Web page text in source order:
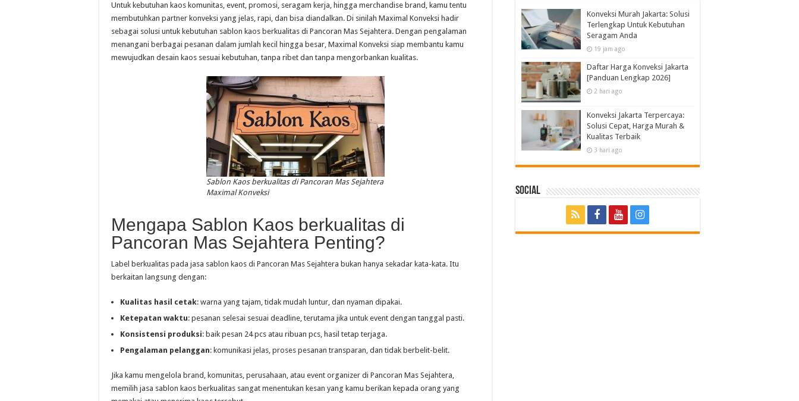
Untuk kebutuhan kaos komunitas, event, promosi, seragam kerja, hingga merchandise brand, kamu tentu
membutuhkan partner konveksi yang jelas, rapi, dan bisa diandalkan. Di sinilah Maximal Konveksi hadir
sebagai solusi untuk kebutuhan sablon kaos berkualitas di Pancoran Mas Sejahtera. Dengan pengalaman
menangani berbagai pesanan dalam jumlah kecil hingga besar, Maximal Konveksi siap membantu kamu
mewujudkan desain kaos sesuai kebutuhan, tanpa ribet dan tanpa mengorbankan kualitas.
Sablon Kaos berkualitas di Pancoran Mas Sejahtera
Maximal Konveksi
Mengapa Sablon Kaos berkualitas di
Pancoran Mas Sejahtera Penting?
Label berkualitas pada jasa sablon kaos di Pancoran Mas Sejahtera bukan hanya sekadar kata-kata. Itu
berkaitan langsung dengan:
Kualitas hasil cetak: warna yang tajam, tidak mudah luntur, dan nyaman dipakai.
Ketepatan waktu: pesanan selesai sesuai deadline, terutama jika untuk event dengan tanggal pasti.
Konsistensi produksi: baik pesan 24 pcs atau ribuan pcs, hasil tetap terjaga.
Pengalaman pelanggan: komunikasi jelas, proses pesanan transparan, dan tidak berbelit-belit.
Jika kamu mengelola brand, komunitas, perusahaan, atau event organizer di Pancoran Mas Sejahtera,
memilih jasa sablon kaos berkualitas sangat menentukan kesan yang kamu berikan kepada orang yang
Konveksi Murah Jakarta: Solusi
Terlengkap Untuk Kebutuhan
Seragam Anda
19 jam ago
Daftar Harga Konveksi Jakarta
[Panduan Lengkap 2026]
2 hari ago
Konveksi Jakarta Terpercaya:
Solusi Cepat, Harga Murah &
Kualitas Terbaik
3 hari ago
Social